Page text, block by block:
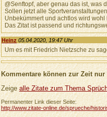
@Senftopf, aber genau das ist, was
Sollen jetzt alle
Unbekümmert und achtlos wird
Das Zitat ist passend und
Heinz 05.04.2020, 19:47 Uhr
Um es mit Friedrich Nietzsche zu
Kommentare können zur Zeit
Zeigealle Zitate zum Thema
Permanenter Link dieser Seite:
http://www.zitate-online.de/sprueche/